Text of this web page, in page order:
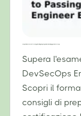
Supera
DevSecOps
Scopri il
consigli di